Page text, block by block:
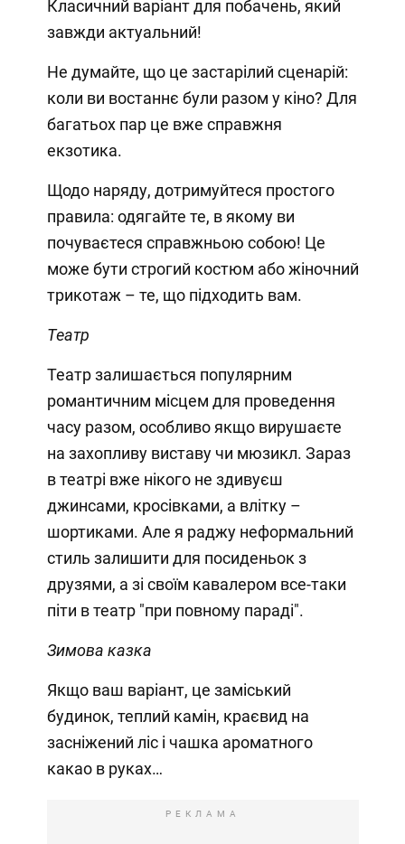
Класичний варіант для побачень, який
завжди актуальний!
Не думайте, що це застарілий сценарій:
коли ви востаннє були разом у кіно? Для
багатьох пар це вже справжня
екзотика.
Щодо наряду, дотримуйтеся простого
правила: одягайте те, в якому ви
почуваєтеся справжньою собою! Це
може бути строгий костюм або жіночний
трикотаж – те, що підходить вам.
Театр
Театр залишається популярним
романтичним місцем для проведення
часу разом, особливо якщо вирушаєте
на захопливу виставу чи мюзикл. Зараз
в театрі вже нікого не здивуєш
джинсами, кросівками, а влітку –
шортиками. Але я раджу неформальний
стиль залишити для посиденьок з
друзями, а зі своїм кавалером все-таки
піти в театр "при повному параді".
Зимова казка
Якщо ваш варіант, це заміський
будинок, теплий камін, краєвид на
засніжений ліс і чашка ароматного
какао в руках…
РЕКЛАМА